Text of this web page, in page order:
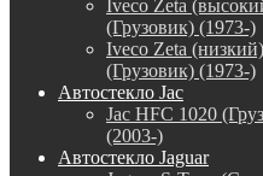
Iveco Zeta
(Грузовик) (1973-)
Iveco Zeta (низкий)
(Грузовик) (1973-)
Автостекло Jac
Jac HFC 1020
(2003-)
Автостекло Jaguar